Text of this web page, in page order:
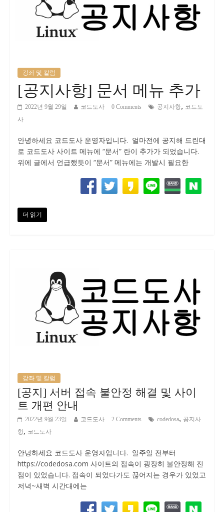
강좌 및 칼럼
[공지사항] 문서 메뉴 추가
2022년 9월 29일 코드도사 0 Comments 공지사항, 코드도
사
안녕하세요 코드도사 운영자입니다. 얼마전에 공지해 드린대
로 코드도사 사이트 메뉴에 “문서” 란이 추가가 되었습니다.
위에 글에서 언급했듯이 “문서” 메뉴에는 개발시 필요한
더 읽기
강좌 및 칼럼
[공지] 서버 접속 불안정 해결 및 사이
트 개편 안내
2022년 9월 23일 코드도사 2 Comments codedosa, 공지사
항, 코드도사
안녕하세요 코드도사 운영자입니다. 일주일 전부터
https://codedosa.com 사이트의 접속이 굉장히 불안정해 진
점이 있었습니다. 접속이 되었다가도 끊어지는 경우가 있었고
저녁~새벽 시간대에는